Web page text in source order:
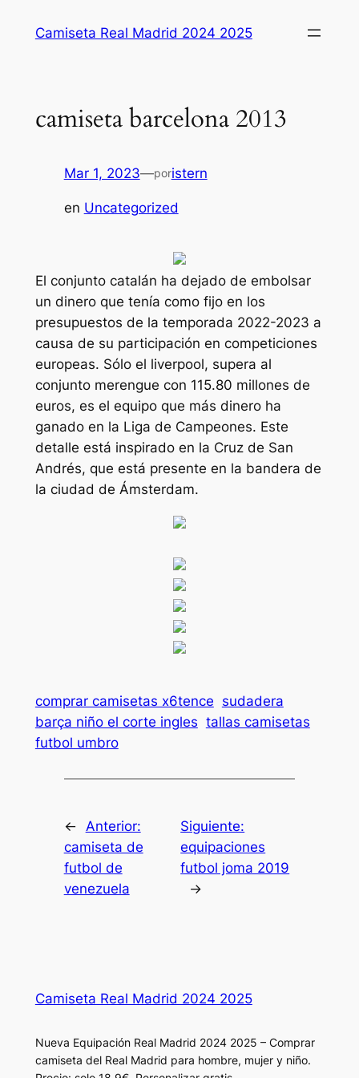
Camiseta Real Madrid 2024 2025
camiseta barcelona 2013
Mar 1, 2023—poristern
en Uncategorized
El conjunto catalán ha dejado de embolsar
un dinero que tenía como fijo en los
presupuestos de la temporada 2022-2023 a
causa de su participación en competiciones
europeas. Sólo el liverpool, supera al
conjunto merengue con 115.80 millones de
euros, es el equipo que más dinero ha
ganado en la Liga de Campeones. Este
detalle está inspirado en la Cruz de San
Andrés, que está presente en la bandera de
la ciudad de Ámsterdam.
comprar camisetas x6tence sudadera
barça niño el corte ingles tallas camisetas
futbol umbro
←
Anterior:
camiseta de
futbol de
venezuela
Siguiente:
equipaciones
futbol joma 2019
→
Camiseta Real Madrid 2024 2025
Nueva Equipación Real Madrid 2024 2025 – Comprar
camiseta del Real Madrid para hombre, mujer y niño.